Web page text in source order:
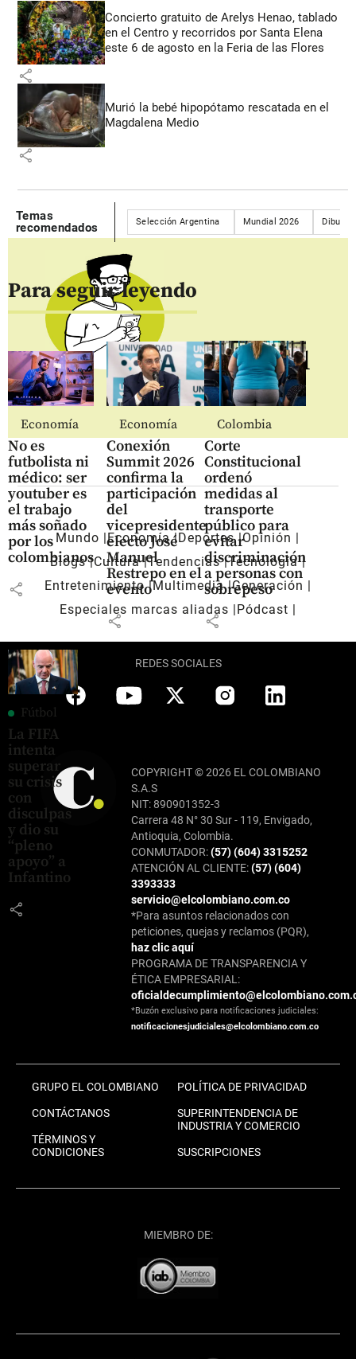
Concierto gratuito de Arelys Henao, tablado
en el Centro y recorridos por Santa Elena
este 6 de agosto en la Feria de las Flores
share
Murió la bebé hipopótamo rescatada en el
Magdalena Medio
share
Temas
recomendados
Selección Argentina Mundial 2026 Dibu
Para seguir leyendo
Economía
No es
futbolista ni
médico: ser
youtuber es
el trabajo
más soñado
por los
colombianos
share
Economía
Conexión
Summit 2026
confirma la
participación
del
vicepresidente
electo José
Manuel
Restrepo en el
evento
share
Colombia
Corte
Constitucional
ordenó
medidas al
transporte
público para
evitar
discriminación
a personas con
sobrepeso
share
Fútbol
La FIFA
intenta
superar
su crisis
con
disculpas
y dio su
“pleno
apoyo” a
Infantino
share
Regístrate al
newsletter
Mundo Economía Deportes Opinión
Blogs Cultura Tendencias Tecnología
Entretenimiento Multimedia Generación
Especiales marcas aliadas
Pódcast
REDES SOCIALES
COPYRIGHT © 2026 EL COLOMBIANO
S.A.S
NIT: 890901352-3
Carrera 48 N° 30 Sur - 119, Envigado,
Antioquia, Colombia.
CONMUTADOR:(57) (604) 3315252
ATENCIÓN AL CLIENTE:(57) (604)
3393333
servicio@elcolombiano.com.co
*Para asuntos relacionados con
peticiones, quejas y reclamos (PQR),
haz clic aquí
PROGRAMA DE TRANSPARENCIA Y
ÉTICA EMPRESARIAL:
*Buzón exclusivo para notificaciones judiciales:
notificacionesjudiciales@elcolombiano.com.co
GRUPO EL COLOMBIANO
CONTÁCTANOS
TÉRMINOS Y
CONDICIONES
POLÍTICA DE PRIVACIDAD
SUPERINTENDENCIA DE
INDUSTRIA Y COMERCIO
SUSCRIPCIONES
MIEMBRO DE: